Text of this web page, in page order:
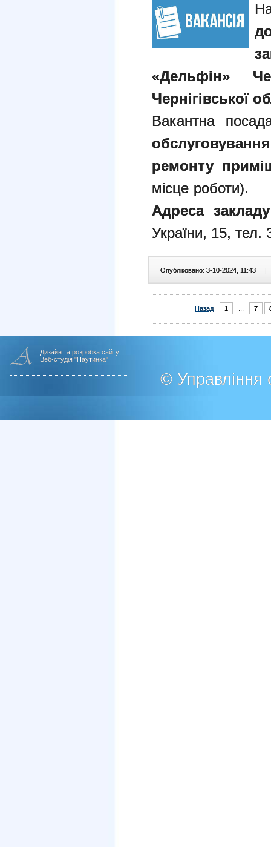
«Дельфін»
Чернігівської
Вакантна
ремонту
місце роботи).
Адреса
України, 15, тел.
Опубліковано: 3-10-2024, 11:43 |
Назад 1 7
Дизайн та розробка сайту
Веб-студія "Паутинка"
© Управління